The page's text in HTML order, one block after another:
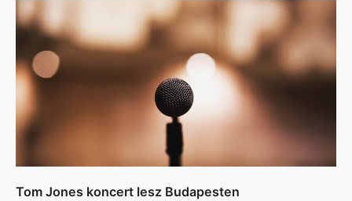
Tom Jones koncert lesz Budapesten